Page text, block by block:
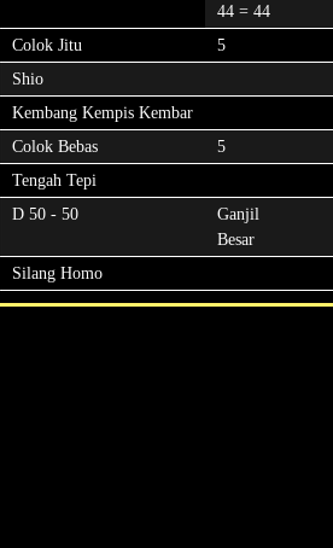
44 = 44
Colok Jitu
5
Shio
Kembang Kempis Kembar
Colok Bebas
5
Tengah Tepi
D 50 - 50
Ganjil
Besar
Silang Homo